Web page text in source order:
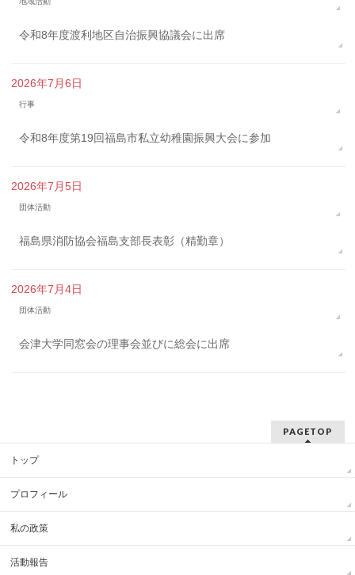
令和8年度渡利地区自治振興協議会に出席
2026年7月6日
行事
令和8年度第19回福島市私立幼稚園振興大会に参加
2026年7月5日
団体活動
福島県消防協会福島支部長表彰（精勤章）
2026年7月4日
団体活動
会津大学同窓会の理事会並びに総会に出席
PAGETOP
トップ
プロフィール
私の政策
活動報告